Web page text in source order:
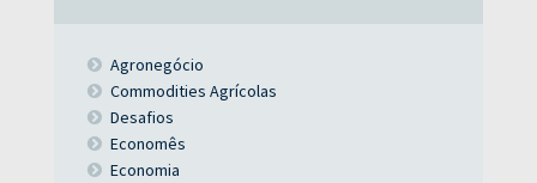
Agronegócio
Commodities Agrícolas
Desafios
Economês
Economia